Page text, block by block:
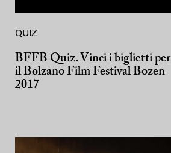
QUIZ
BFFB Quiz. Vinci i biglietti per
il Bolzano Film Festival Bozen
2017